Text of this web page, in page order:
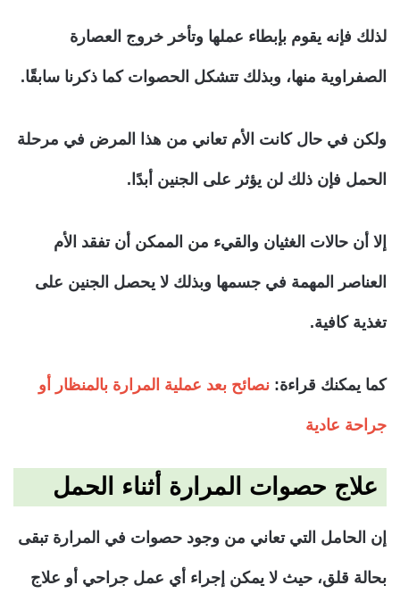
لذلك فإنه يقوم بإبطاء عملها وتأخر خروج العصارة
الصفراوية منها، وبذلك تتشكل الحصوات كما ذكرنا سابقًا.
ولكن في حال كانت الأم تعاني من هذا المرض في مرحلة
الحمل فإن ذلك لن يؤثر على الجنين أبدًا.
إلا أن حالات الغثيان والقيء من الممكن أن تفقد الأم
العناصر المهمة في جسمها وبذلك لا يحصل الجنين على
تغذية كافية.
كما يمكنك قراءة: نصائح بعد عملية المرارة بالمنظار أو
جراحة عادية
علاج حصوات المرارة أثناء الحمل
إن الحامل التي تعاني من وجود حصوات في المرارة تبقى
بحالة قلق، حيث لا يمكن إجراء أي عمل جراحي أو علاج